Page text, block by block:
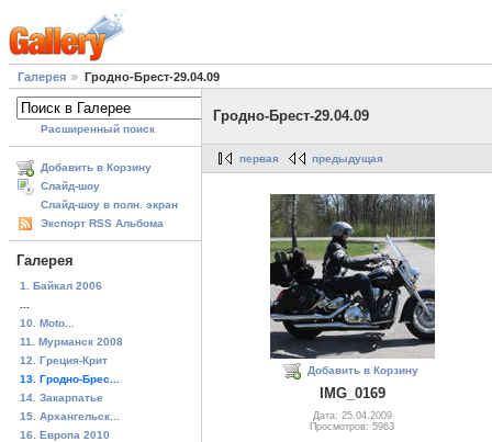
Галерея Гродно-Брест-29.04.09
Расширенный поиск
Добавить в Корзину
Слайд-шоу
Слайд-шоу в полн. экран
Экспорт RSS Альбома
Галерея
1. Байкал 2006
10. Moto...
11. Мурманск 2008
12. Греция-Крит
13. Гродно-Брес...
14. Закарпатье
15. Архангельск...
16. Европа 2010
Гродно-Брест-29.04.09
первая предыдущая
Добавить в Корзину
IMG_0169
Дата: 25.04.2009
Просмотров: 5963